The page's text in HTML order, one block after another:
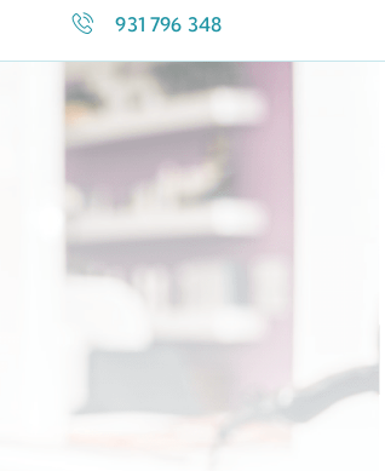
931 796 348